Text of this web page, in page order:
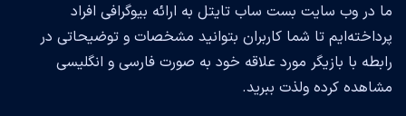
ما در وب سایت بست ساب تایتل به ارائه بیوگرافی افراد
پرداخته‌ایم تا شما کاربران بتوانید مشخصات و توضیحاتی در
رابطه با بازیگر مورد علاقه خود به صورت فارسی و انگلیسی
مشاهده کرده ولذت ببرید.